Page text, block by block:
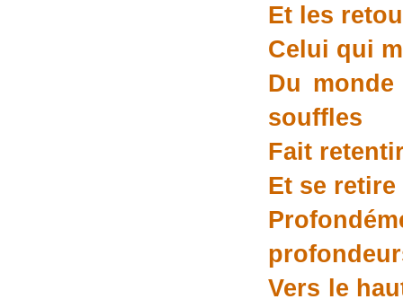
Et les
Celui qui
Du
souffles
Fait
Et se
Vers le